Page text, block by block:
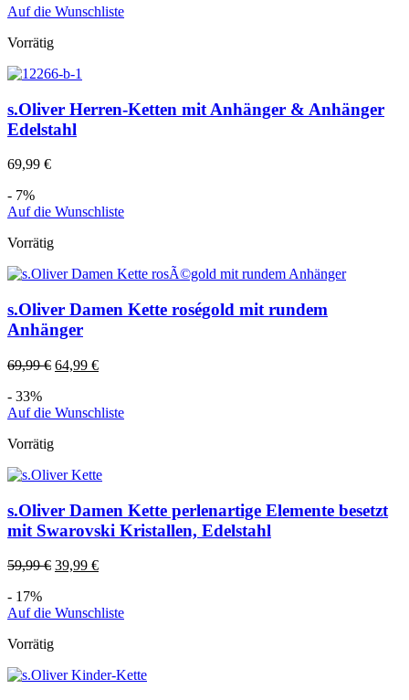
Auf die Wunschliste
Vorrätig
s.Oliver Herren-Ketten mit Anhänger & Anhänger
Edelstahl
69,99 €
- 7%
Auf die Wunschliste
Vorrätig
s.Oliver Damen Kette roségold mit rundem
Anhänger
69,99€ 64,99 €
- 33%
Auf die Wunschliste
Vorrätig
s.Oliver Damen Kette perlenartige Elemente besetzt
mit Swarovski Kristallen, Edelstahl
59,99€ 39,99 €
- 17%
Auf die Wunschliste
Vorrätig